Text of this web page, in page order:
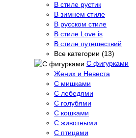
В стиле рустик
В зимнем стиле
В русском стиле
В стиле Love is
В стиле путешествий
Все категории (13)
С фигурками
Жених и Невеста
С мишками
С лебедями
С голубями
С кошками
С животными
С птицами